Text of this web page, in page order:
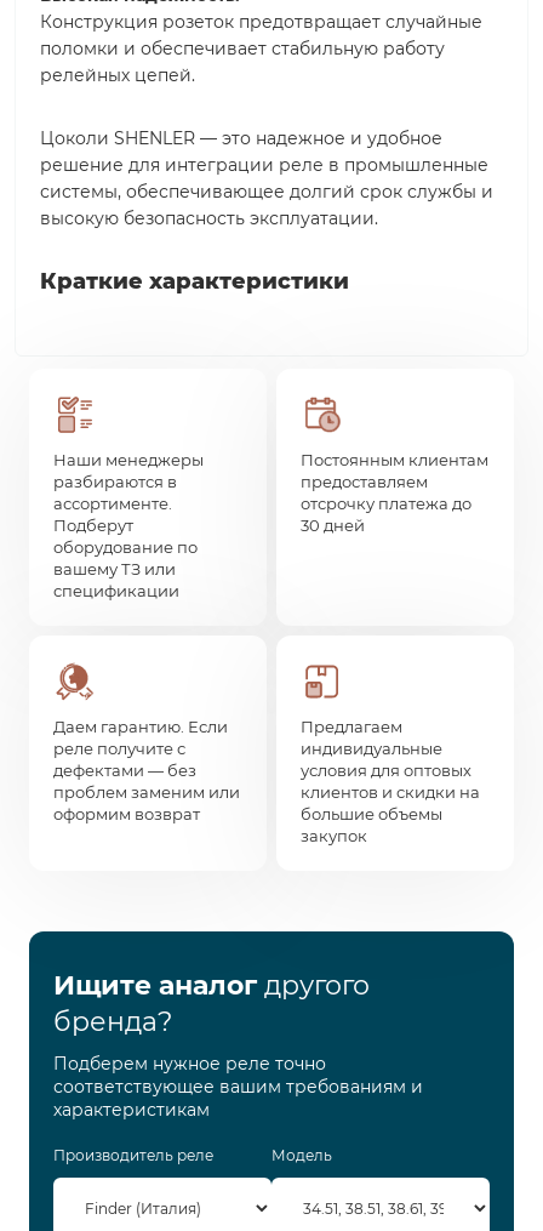
Конструкция розеток предотвращает случайные
поломки и обеспечивает стабильную работу
релейных цепей.
Цоколи SHENLER — это надежное и удобное
решение для интеграции реле в промышленные
системы, обеспечивающее долгий срок службы и
высокую безопасность эксплуатации.
Краткие характеристики
Наши менеджеры
разбираются в
ассортименте.
Подберут
оборудование по
вашему ТЗ или
спецификации
Постоянным клиентам
предоставляем
отсрочку платежа до
30 дней
Даем гарантию. Если
реле получите с
дефектами — без
проблем заменим или
оформим возврат
Предлагаем
индивидуальные
условия для оптовых
клиентов и скидки на
большие объемы
закупок
Ищите аналогдругого
бренда?
Подберем нужное реле точно
соответствующее вашим требованиям и
характеристикам
Производитель реле Модель